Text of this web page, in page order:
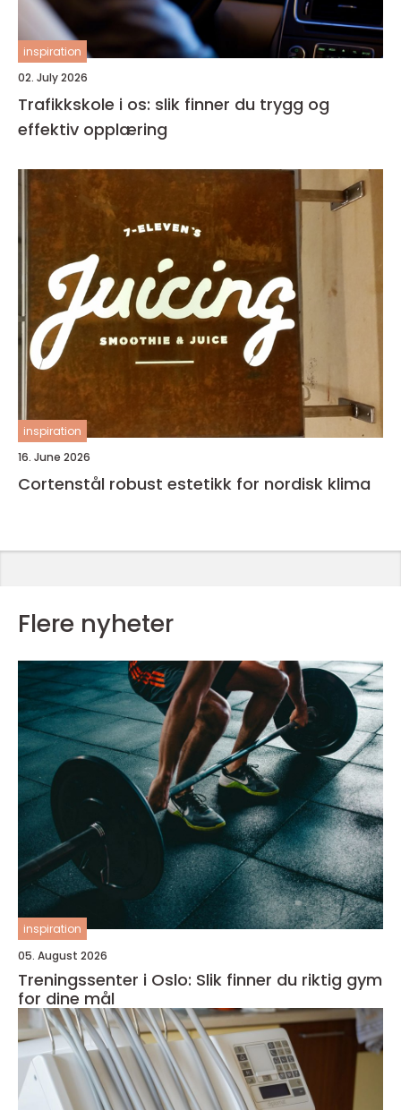
inspiration
02. July 2026
Trafikkskole i os: slik finner du trygg og
effektiv opplæring
inspiration
16. June 2026
Cortenstål robust estetikk for nordisk klima
Flere nyheter
inspiration
05. August 2026
Treningssenter i Oslo: Slik finner du riktig gym
for dine mål